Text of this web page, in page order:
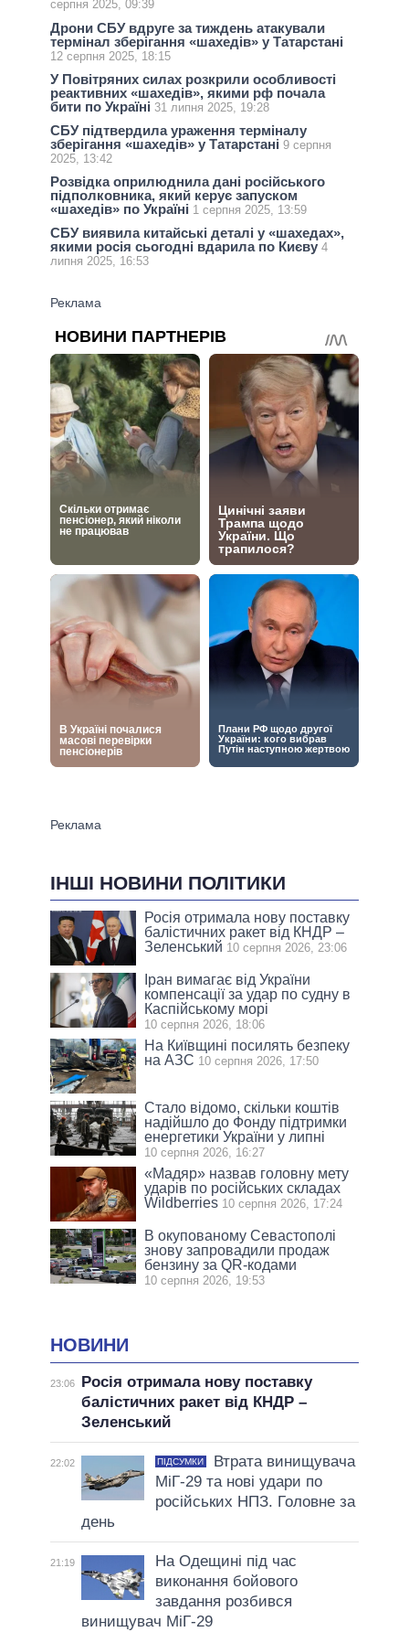
серпня 2025, 09:39
Дрони СБУ вдруге за тиждень атакували
термінал зберігання «шахедів» у Татарстані
12 серпня 2025, 18:15
У Повітряних силах розкрили особливості
реактивних «шахедів», якими рф почала
бити по Україні 31 липня 2025, 19:28
СБУ підтвердила ураження терміналу
зберігання «шахедів» у Татарстані 9 серпня
2025, 13:42
Розвідка оприлюднила дані російського
підполковника, який керує запуском
«шахедів» по Україні 1 серпня 2025, 13:59
СБУ виявила китайські деталі у «шахедах»,
якими росія сьогодні вдарила по Києву 4
липня 2025, 16:53
ІНШІ НОВИНИ ПОЛІТИКИ
Росія отримала нову поставку
балістичних ракет від КНДР –
Зеленський 10 серпня 2026, 23:06
Іран вимагає від України
компенсації за удар по судну в
Каспійському морі
10 серпня 2026, 18:06
На Київщині посилять безпеку
на АЗС 10 серпня 2026, 17:50
Стало відомо, скільки коштів
надійшло до Фонду підтримки
енергетики України у липні
10 серпня 2026, 16:27
«Мадяр» назвав головну мету
ударів по російських складах
Wildberries 10 серпня 2026, 17:24
В окупованому Севастополі
знову запровадили продаж
бензину за QR-кодами
10 серпня 2026, 19:53
НОВИНИ
23:06
Росія отримала нову поставку
балістичних ракет від КНДР –
Зеленський
22:02 ПІДСУМКИ
Втрата винищувача
МіГ-29 та нові удари по
російських НПЗ. Головне за
день
21:19
На Одещині під час
виконання бойового
завдання розбився
винищувач МіГ-29